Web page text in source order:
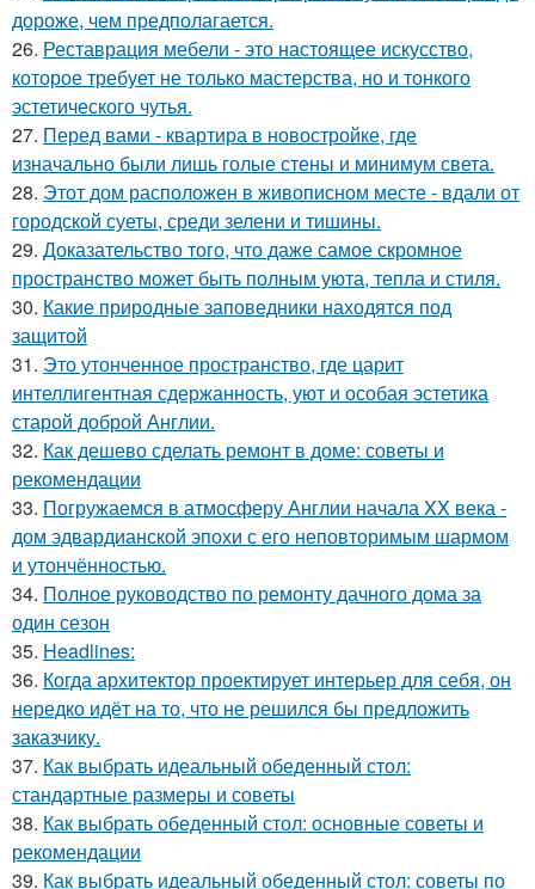
дороже, чем предполагается.
26. Реставрация мебели - это настоящее искусство,
которое требует не только мастерства, но и тонкого
эстетического чутья.
27. Перед вами - квартира в новостройке, где
изначально были лишь голые стены и минимум света.
28. Этот дом расположен в живописном месте - вдали от
городской суеты, среди зелени и тишины.
29. Доказательство того, что даже самое скромное
пространство может быть полным уюта, тепла и стиля.
30. Какие природные заповедники находятся под
защитой
31. Это утонченное пространство, где царит
интеллигентная сдержанность, уют и особая эстетика
старой доброй Англии.
32. Как дешево сделать ремонт в доме: советы и
рекомендации
33. Погружаемся в атмосферу Англии начала XX века -
дом эдвардианской эпохи с его неповторимым шармом
и утончённостью.
34. Полное руководство по ремонту дачного дома за
один сезон
35. Headlines:
36. Когда архитектор проектирует интерьер для себя, он
нередко идёт на то, что не решился бы предложить
заказчику.
37. Как выбрать идеальный обеденный стол:
стандартные размеры и советы
38. Как выбрать обеденный стол: основные советы и
рекомендации
39. Как выбрать идеальный обеденный стол: советы по